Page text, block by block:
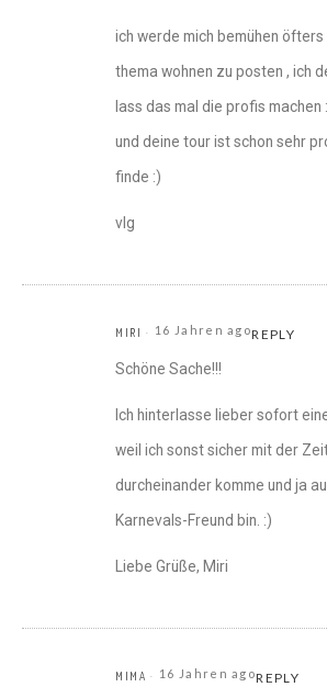
ich werde mich bemühen öfters
thema wohnen zu posten , ich
lass das mal die profis machen
und deine tour ist schon sehr
finde :)
vlg
MIRI 16 Jahren agoREPLY
Schöne Sache!!!
Ich hinterlasse lieber sofort
weil ich sonst sicher mit der
durcheinander komme und ja
Karnevals-Freund bin. :)
Liebe Grüße, Miri
MIMA 16 Jahren agoREPLY